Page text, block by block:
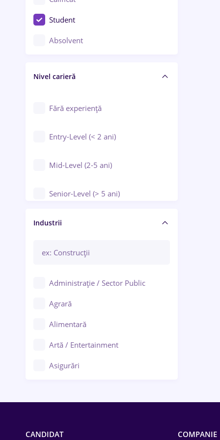
Construcții / Instalații
Controlul calității
Educație / Training / Arte
Student
Absolvent
Nivel carieră
Fără experiență
Entry-Level (< 2 ani)
Mid-Level (2-5 ani)
Senior-Level (> 5 ani)
Manager / Executiv
Industrii
Administrație / Sector Public
Agrară
Alimentară
Artă / Entertainment
Asigurări
CANDIDAT COMPANIE